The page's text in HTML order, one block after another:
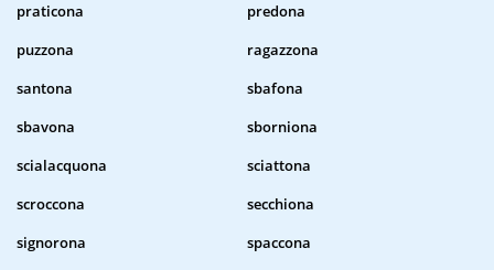
praticona
predona
puzzona
ragazzona
santona
sbafona
sbavona
sborniona
scialacquona
sciattona
scroccona
secchiona
signorona
spaccona